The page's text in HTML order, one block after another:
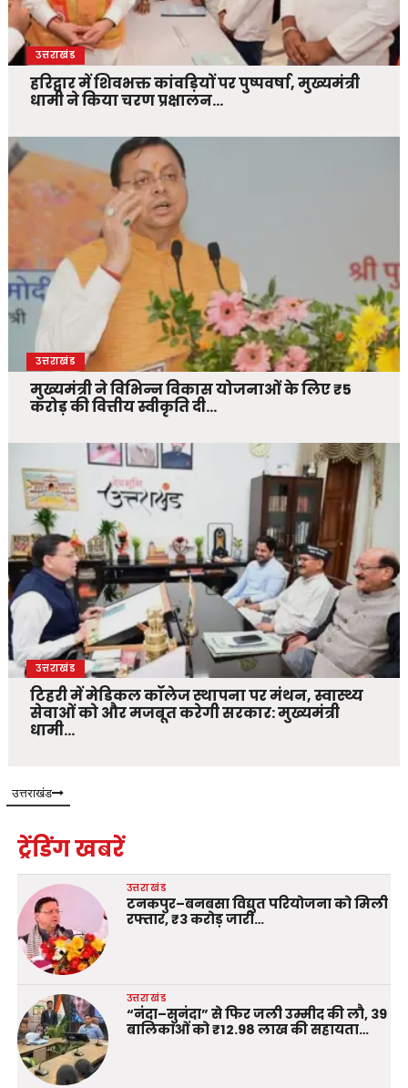
उत्तराखंड
हरिद्वार में शिवभक्त कांवड़ियों पर पुष्पवर्षा, मुख्यमंत्री
धामी ने किया चरण प्रक्षालन…
उत्तराखंड
मुख्यमंत्री ने विभिन्न विकास योजनाओं के लिए ₹5
करोड़ की वित्तीय स्वीकृति दी…
उत्तराखंड
टिहरी में मेडिकल कॉलेज स्थापना पर मंथन, स्वास्थ्य
सेवाओं को और मजबूत करेगी सरकार: मुख्यमंत्री
धामी…
उत्तराखंड
ट्रेंडिंग खबरें
उत्तराखंड
टनकपुर–बनबसा विद्युत परियोजना को मिली
रफ्तार, ₹3 करोड़ जारी…
उत्तराखंड
“नंदा–सुनंदा” से फिर जली उम्मीद की लौ, 39
बालिकाओं को ₹12.98 लाख की सहायता…